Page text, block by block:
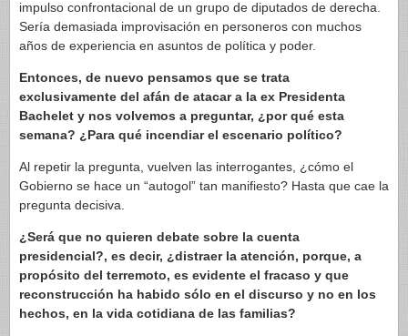
impulso confrontacional de un grupo de diputados de derecha.
Sería demasiada improvisación en personeros con muchos
años de experiencia en asuntos de política y poder.
Entonces, de nuevo pensamos que se trata
exclusivamente del afán de atacar a la ex Presidenta
Bachelet y nos volvemos a preguntar, ¿por qué esta
semana? ¿Para qué incendiar el escenario político?
Al repetir la pregunta, vuelven las interrogantes, ¿cómo el
Gobierno se hace un “autogol” tan manifiesto? Hasta que cae la
pregunta decisiva.
¿Será que no quieren debate sobre la cuenta
presidencial?, es decir, ¿distraer la atención, porque, a
propósito del terremoto, es evidente el fracaso y que
reconstrucción ha habido sólo en el discurso y no en los
hechos, en la vida cotidiana de las familias?